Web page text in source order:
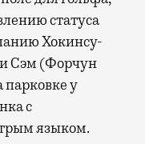
можно
просто
статуса
Хокинсу-
Сэм (Форчун
у
с
языком.